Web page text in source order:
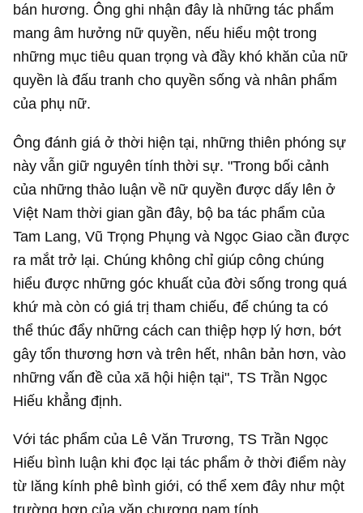
bán hương. Ông ghi nhận đây là những tác phẩm
mang âm hưởng nữ quyền, nếu hiểu một trong
những mục tiêu quan trọng và đầy khó khăn của nữ
quyền là đấu tranh cho quyền sống và nhân phẩm
của phụ nữ.
Ông đánh giá ở thời hiện tại, những thiên phóng sự
này vẫn giữ nguyên tính thời sự. "Trong bối cảnh
của những thảo luận về nữ quyền được dấy lên ở
Việt Nam thời gian gần đây, bộ ba tác phẩm của
Tam Lang, Vũ Trọng Phụng và Ngọc Giao cần được
ra mắt trở lại. Chúng không chỉ giúp công chúng
hiểu được những góc khuất của đời sống trong quá
khứ mà còn có giá trị tham chiếu, để chúng ta có
thể thúc đẩy những cách can thiệp hợp lý hơn, bớt
gây tổn thương hơn và trên hết, nhân bản hơn, vào
những vấn đề của xã hội hiện tại", TS Trần Ngọc
Hiếu khẳng định.
Với tác phẩm của Lê Văn Trương, TS Trần Ngọc
Hiếu bình luận khi đọc lại tác phẩm ở thời điểm này
từ lăng kính phê bình giới, có thể xem đây như một
trường hợp của văn chương nam tính.